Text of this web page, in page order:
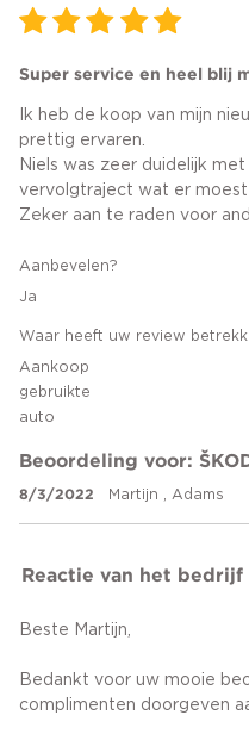
Super service en heel blij
Ik heb de koop van mijn
prettig ervaren.
Niels was zeer duidelijk
vervolgtraject wat er moest
Zeker aan te raden voor
Aanbevelen?
Ja
Waar heeft uw review
Aankoop
gebruikte
auto
Beoordeling voor:
8/3/2022 Martijn , Adams
Reactie van het bedrijf
Beste Martijn,
Bedankt voor uw mooie
complimenten doorgeven